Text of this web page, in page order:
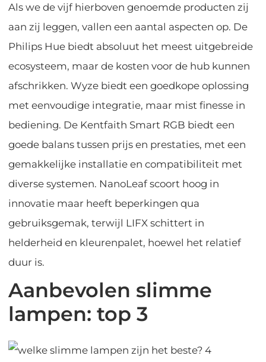
Als we de vijf hierboven genoemde producten zij
aan zij leggen, vallen een aantal aspecten op. De
Philips Hue biedt absoluut het meest uitgebreide
ecosysteem, maar de kosten voor de hub kunnen
afschrikken. Wyze biedt een goedkope oplossing
met eenvoudige integratie, maar mist finesse in
bediening. De Kentfaith Smart RGB biedt een
goede balans tussen prijs en prestaties, met een
gemakkelijke installatie en compatibiliteit met
diverse systemen. NanoLeaf scoort hoog in
innovatie maar heeft beperkingen qua
gebruiksgemak, terwijl LIFX schittert in
helderheid en kleurenpalet, hoewel het relatief
duur is.
Aanbevolen slimme
lampen: top 3